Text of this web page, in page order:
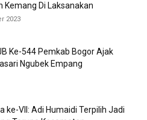
Kemang Di Laksanakan
2023
Ke-544 Pemkab Bogor Ajak
Ngubek Empang
ke-VII: Adi Humaidi Terpilih Jadi